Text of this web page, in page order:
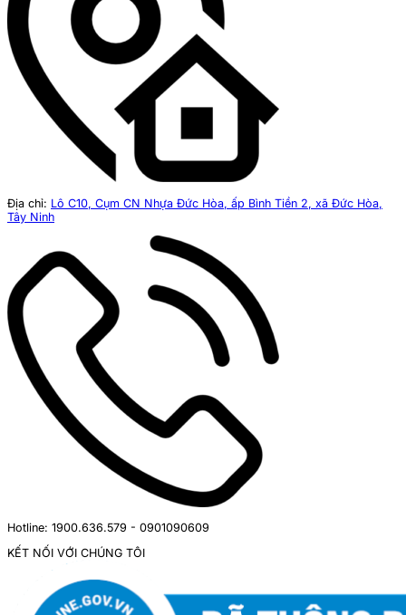
Địa chỉ: Lô C10, Cụm CN Nhựa Đức Hòa, ấp Bình Tiền 2, xã Đức Hòa,
Tây Ninh
Hotline: 1900.636.579 - 0901090609
KẾT NỐI VỚI CHÚNG TÔI